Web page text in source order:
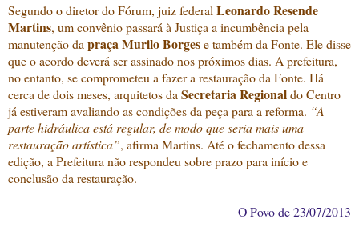
Segundo o diretor do Fórum, juiz federal Leonardo Resende
Martins, um convênio passará à Justiça a incumbência pela
manutenção da praça Murilo Borgese também da Fonte. Ele disse
que o acordo deverá ser assinado nos próximos dias. A prefeitura,
no entanto, se comprometeu a fazer a restauração da Fonte. Há
cerca de dois meses, arquitetos da Secretaria Regionaldo Centro
já estiveram avaliando as condições da peça para a reforma. “A
parte hidráulica está regular, de modo que seria mais uma
restauração artística”, afirma Martins. Até o fechamento dessa
edição, a Prefeitura não respondeu sobre prazo para início e
conclusão da restauração.
O Povo de 23/07/2013